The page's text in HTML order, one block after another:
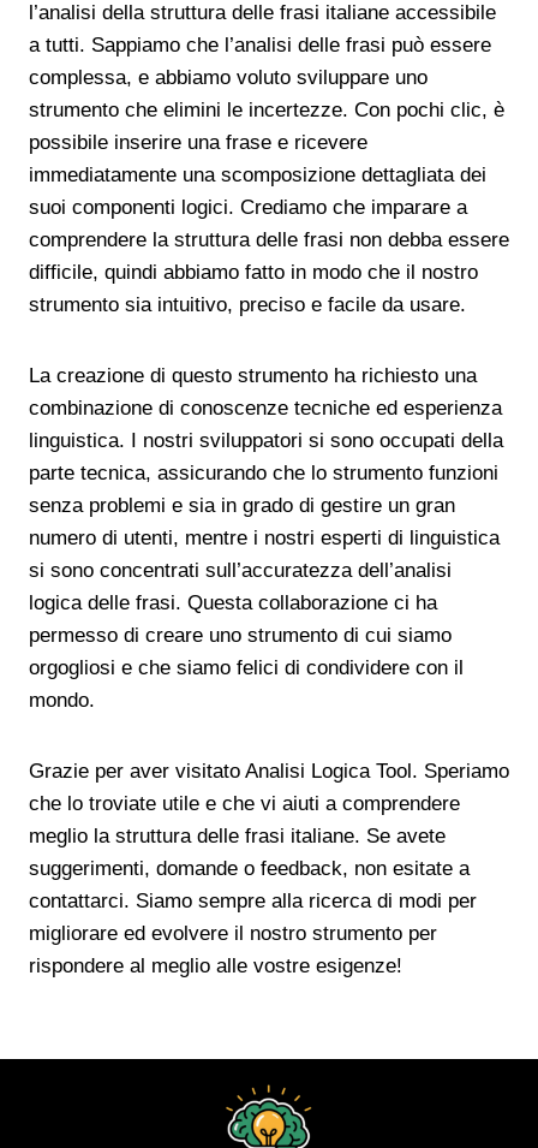
l’analisi della struttura delle frasi italiane accessibile
a tutti. Sappiamo che l’analisi delle frasi può essere
complessa, e abbiamo voluto sviluppare uno
strumento che elimini le incertezze. Con pochi clic, è
possibile inserire una frase e ricevere
immediatamente una scomposizione dettagliata dei
suoi componenti logici. Crediamo che imparare a
comprendere la struttura delle frasi non debba essere
difficile, quindi abbiamo fatto in modo che il nostro
strumento sia intuitivo, preciso e facile da usare.
La creazione di questo strumento ha richiesto una
combinazione di conoscenze tecniche ed esperienza
linguistica. I nostri sviluppatori si sono occupati della
parte tecnica, assicurando che lo strumento funzioni
senza problemi e sia in grado di gestire un gran
numero di utenti, mentre i nostri esperti di linguistica
si sono concentrati sull’accuratezza dell’analisi
logica delle frasi. Questa collaborazione ci ha
permesso di creare uno strumento di cui siamo
orgogliosi e che siamo felici di condividere con il
mondo.
Grazie per aver visitato Analisi Logica Tool. Speriamo
che lo troviate utile e che vi aiuti a comprendere
meglio la struttura delle frasi italiane. Se avete
suggerimenti, domande o feedback, non esitate a
contattarci. Siamo sempre alla ricerca di modi per
migliorare ed evolvere il nostro strumento per
rispondere al meglio alle vostre esigenze!